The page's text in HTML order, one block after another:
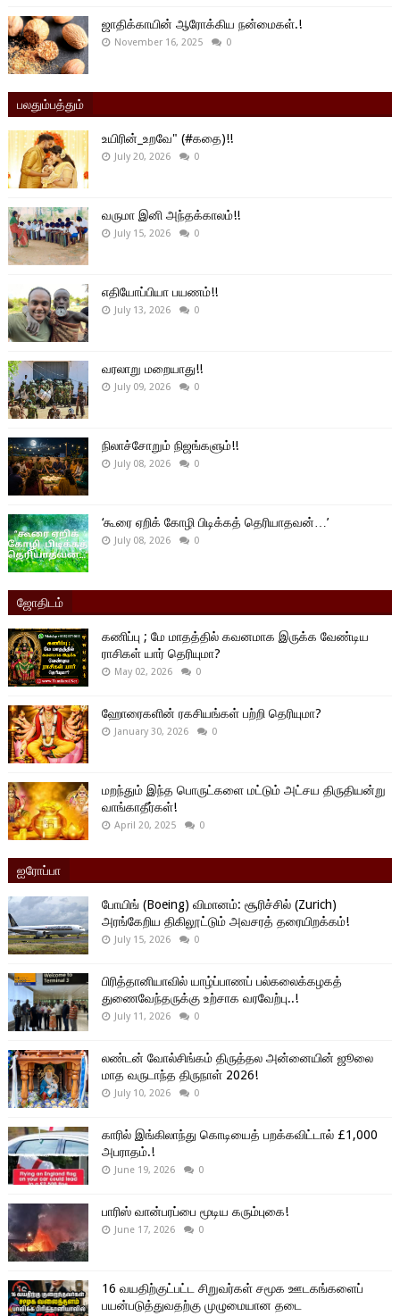
ஜாதிக்காயின் ஆரோக்கிய நன்மைகள்.!
November 16, 2025 0
பலதும்பத்தும்
உயிரின்_உறவே" (#கதை)!!
July 20, 2026 0
வருமா இனி அந்தக்காலம்!!
July 15, 2026 0
எதியோப்பியா பயணம்!!
July 13, 2026 0
வரலாறு மறையாது!!
July 09, 2026 0
நிலாச்சோறும் நிஜங்களும்!!
July 08, 2026 0
‘கூரை ஏறிக் கோழி பிடிக்கத் தெரியாதவன்…’
July 08, 2026 0
ஜோதிடம்
கணிப்பு ; மே மாதத்தில் கவனமாக இருக்க வேண்டிய
ராசிகள் யார் தெரியுமா?
May 02, 2026 0
ஹோரைகளின் ரகசியங்கள் பற்றி தெரியுமா?
January 30, 2026 0
மறந்தும் இந்த பொருட்களை மட்டும் அட்சய திருதியன்று
வாங்காதீர்கள்!
April 20, 2025 0
ஐரோப்பா
போயிங் (Boeing) விமானம்: சூரிச்சில் (Zurich)
அரங்கேறிய திகிலூட்டும் அவசரத் தரையிறக்கம்!
July 15, 2026 0
பிரித்தானியாவில் யாழ்ப்பாணப் பல்கலைக்கழகத்
துணைவேந்தருக்கு உற்சாக வரவேற்பு..!
July 11, 2026 0
லண்டன் வோல்சிங்கம் திருத்தல அன்னையின் ஜூலை
மாத வருடாந்த திருநாள் 2026!
July 10, 2026 0
காரில் இங்கிலாந்து கொடியைத் பறக்கவிட்டால் £1,000
அபராதம்.!
June 19, 2026 0
பாரிஸ் வான்பரப்பை மூடிய கரும்புகை!
June 17, 2026 0
16 வயதிற்குட்பட்ட சிறுவர்கள் சமூக ஊடகங்களைப்
பயன்படுத்துவதற்கு முழுமையான தடை